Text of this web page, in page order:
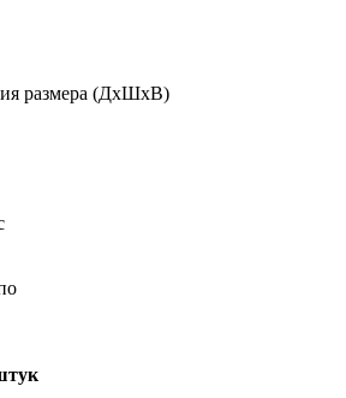
размера (ДхШхВ)